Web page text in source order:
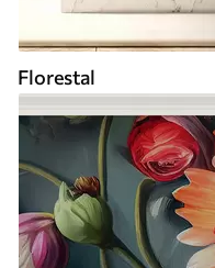
Florestal